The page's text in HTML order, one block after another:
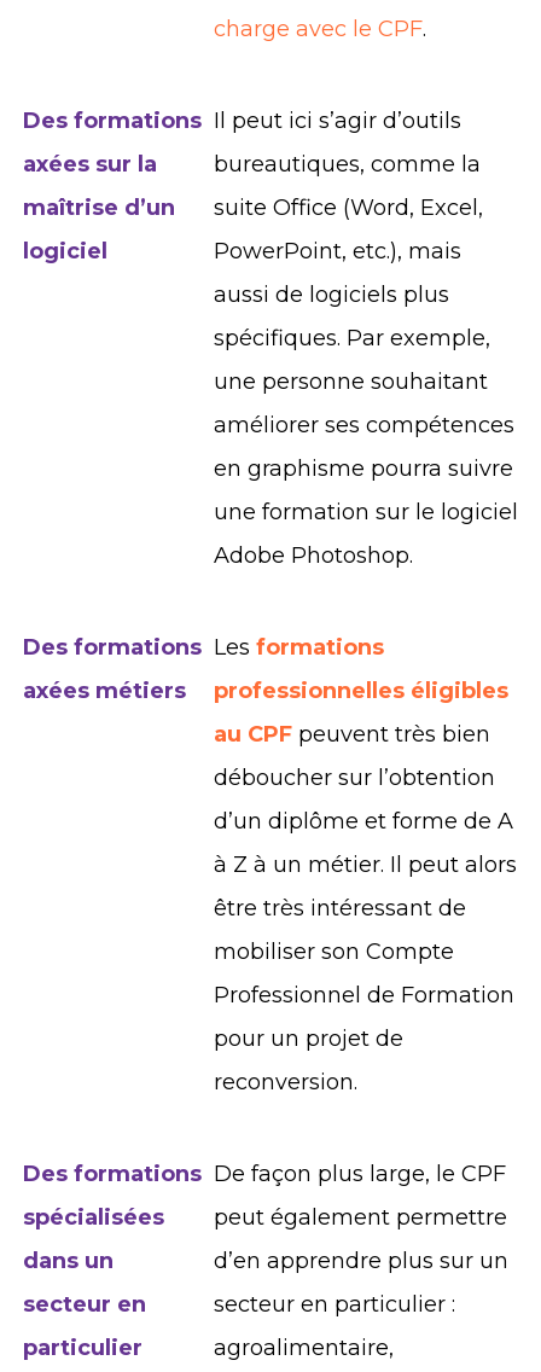
charge avec le CPF.
Des formations
axées sur la
maîtrise d’un
logiciel
Il peut ici s’agir d’outils
bureautiques, comme la
suite Office (Word, Excel,
PowerPoint, etc.), mais
aussi de logiciels plus
spécifiques. Par exemple,
une personne souhaitant
améliorer ses compétences
en graphisme pourra suivre
une formation sur le logiciel
Adobe Photoshop.
Des formations
axées métiers
Les formations
professionnelles éligibles
au CPF peuvent très bien
déboucher sur l’obtention
d’un diplôme et forme de A
à Z à un métier. Il peut alors
être très intéressant de
mobiliser son Compte
Professionnel de Formation
pour un projet de
reconversion.
Des formations
spécialisées
dans un
secteur en
particulier
De façon plus large, le CPF
peut également permettre
d’en apprendre plus sur un
secteur en particulier :
agroalimentaire,